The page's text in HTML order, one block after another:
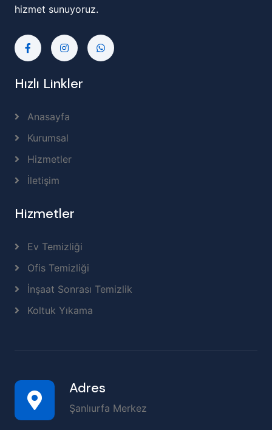
hizmet sunuyoruz.
Hızlı Linkler
Anasayfa
Kurumsal
Hizmetler
İletişim
Hizmetler
Ev Temizliği
Ofis Temizliği
İnşaat Sonrası Temizlik
Koltuk Yıkama
Adres
Şanlıurfa Merkez